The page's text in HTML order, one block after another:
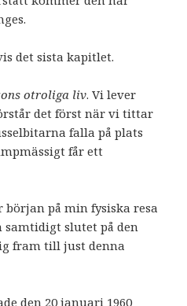
det sista kapitlet.
otroliga liv. Vi lever
det först när vi tittar
falla på plats
får ett
början på min fysiska resa
samtidigt slutet på den
fram till just denna
den 20 januari 1960